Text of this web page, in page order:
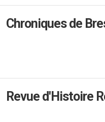
Chroniques de
Revue d'Histoire